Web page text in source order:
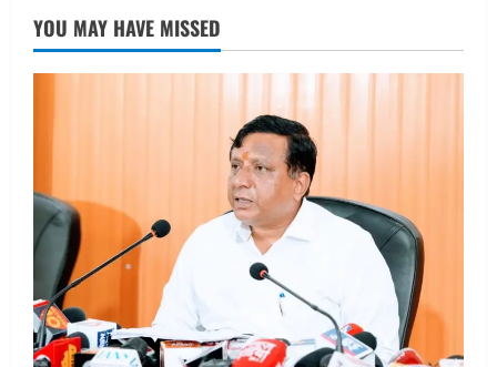
2
नाबार्ड ने राष्ट्रीय हथकरघा दिवस के अवसर पर
मुंबई में तीन दिवसीय प्रदर्शनी का आयोजन किया
August 7, 2026
3
UTTARAKHAND NEWS
जिलाधिकारी/जिला निर्वाचन अधिकारी ने
सहसपुर विधानसभा क्षेत्र के पोलिंग बूथों का
निरीक्षण कर एसआईआर आपत्ति निस्तारण
शिविर की व्यवस्थाओं का लिया जायजा
August 6, 2026
UTTARAKHAND NEWS
तीलू रौतेली पुरस्कार के लिए 13 वीरांगनाओं का
चयन : रेखा आर्या
August 6, 2026
YOU MAY HAVE MISSED